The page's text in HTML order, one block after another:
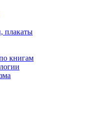
плакаты
книгам